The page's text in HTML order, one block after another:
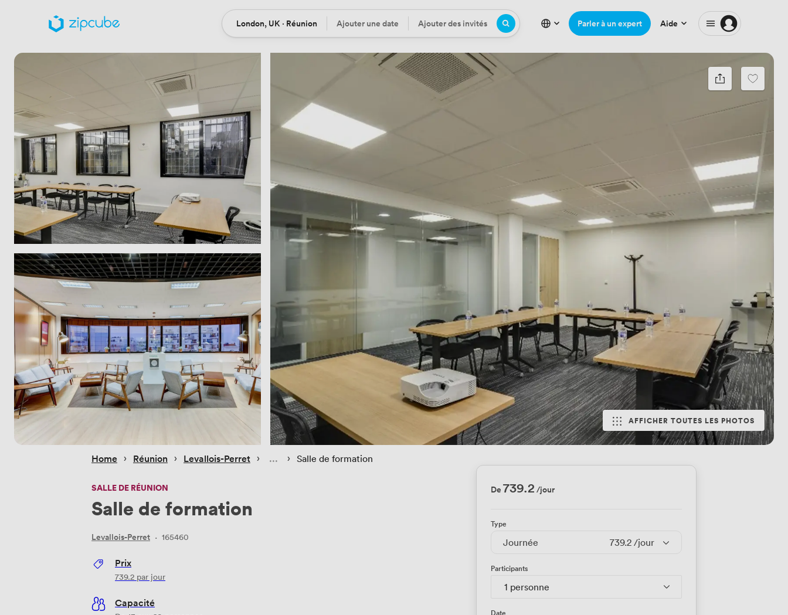
Location
London, UK · Réunion Date
Ajouter une date Participants
Ajouter des invités Parler à un expert Aide
AFFICHER TOUTES LES PHOTOS
Home › Réunion › Levallois-Perret › › Salle de formation
SALLE DE RÉUNION
Salle de formation
Levallois-Perret · 165460
Prix
739.2 par jour
Capacité
De739.2 /jour
Type
Journée 739.2 /jour
Participants
1 personne
Date